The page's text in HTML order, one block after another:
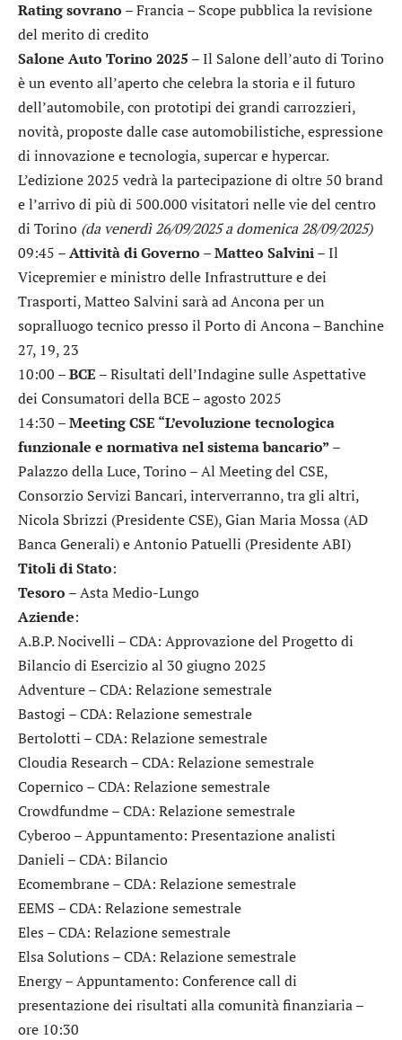
Rating sovrano – Francia – Scope pubblica la revisione
del merito di credito
Salone Auto Torino 2025 – Il Salone dell’auto di Torino
è un evento all’aperto che celebra la storia e il futuro
dell’automobile, con prototipi dei grandi carrozzieri,
novità, proposte dalle case automobilistiche, espressione
di innovazione e tecnologia, supercar e hypercar.
L’edizione 2025 vedrà la partecipazione di oltre 50 brand
e l’arrivo di più di 500.000 visitatori nelle vie del centro
di Torino (da venerdì 26/09/2025 a domenica 28/09/2025)
09:45 –Attività di Governo – Matteo Salvini– Il
Vicepremier e ministro delle Infrastrutture e dei
Trasporti, Matteo Salvini sarà ad Ancona per un
sopralluogo tecnico presso il Porto di Ancona – Banchine
27, 19, 23
10:00 –BCE – Risultati dell’Indagine sulle Aspettative
dei Consumatori della BCE – agosto 2025
14:30 –Meeting CSE “L’evoluzione tecnologica
funzionale e normativa nel sistema bancario” –
Palazzo della Luce, Torino – Al Meeting del CSE,
Consorzio Servizi Bancari, interverranno, tra gli altri,
Nicola Sbrizzi (Presidente CSE), Gian Maria Mossa (AD
Banca Generali) e Antonio Patuelli (Presidente ABI)
Titoli di Stato:
Tesoro – Asta Medio-Lungo
Aziende:
A.B.P. Nocivelli – CDA: Approvazione del Progetto di
Bilancio di Esercizio al 30 giugno 2025
Adventure– CDA: Relazione semestrale
Bastogi – CDA: Relazione semestrale
Bertolotti – CDA: Relazione semestrale
Cloudia Research– CDA: Relazione semestrale
Copernico– CDA: Relazione semestrale
Crowdfundme– CDA: Relazione semestrale
Cyberoo– Appuntamento: Presentazione analisti
Danieli – CDA: Bilancio
Ecomembrane– CDA: Relazione semestrale
EEMS – CDA: Relazione semestrale
Eles – CDA: Relazione semestrale
Elsa Solutions – CDA: Relazione semestrale
Energy– Appuntamento: Conference call di
presentazione dei risultati alla comunità finanziaria –
ore 10:30